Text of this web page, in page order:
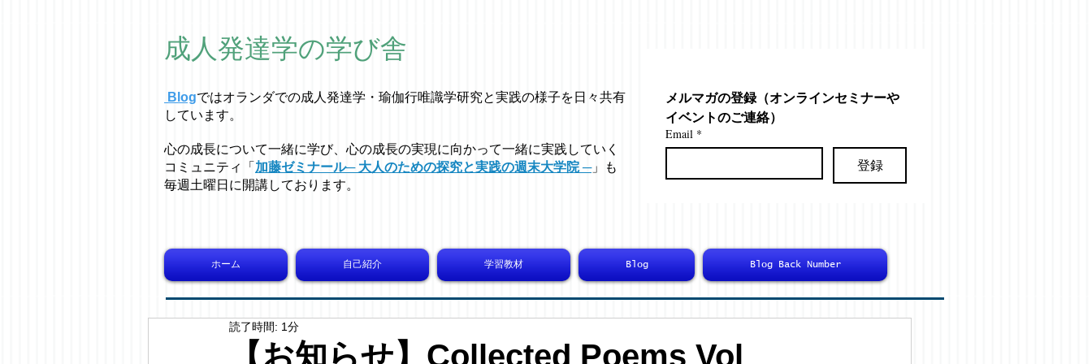
成人発達学の学び舎
Blogではオラ ンダでの成人発達学・ 瑜伽行唯識学研究と実践の様子を日々共有
しています。
心の成長について一緒に学び、心の成長の実現に向かって一緒に実践していく
コミュニティ「 加藤ゼミナール─ 大人のための探究と実践の週末大学院 ─」も
毎週土曜日に開講しております。
メルマガの登録（オンラインセミナーや
イベントのご連絡）
Email *
登録
ホーム 自己紹介 学習教材 Blog Blog Back Number
【お知らせ】Collected Poems Vol
読了時間: 1分